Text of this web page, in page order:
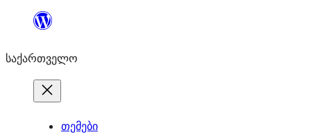
შიგთავსზე
საქართველო
თემები